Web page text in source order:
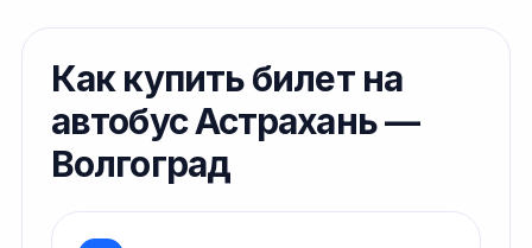
Как купить билет на
автобус Астрахань —
Волгоград